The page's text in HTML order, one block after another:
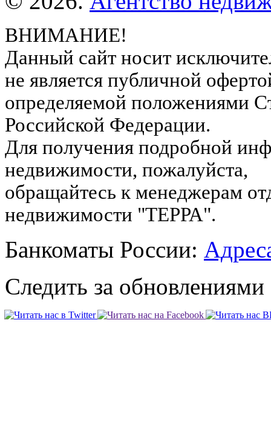
ВНИМАНИЕ!
Данный сайт носит
не является публичной
определяемой положениями
Российской Федерации.
Для получения подробной
недвижимости, пожалуйста,
обращайтесь к менеджерам
недвижимости "ТЕРРА".
Банкоматы России:
Следить за обновлениями